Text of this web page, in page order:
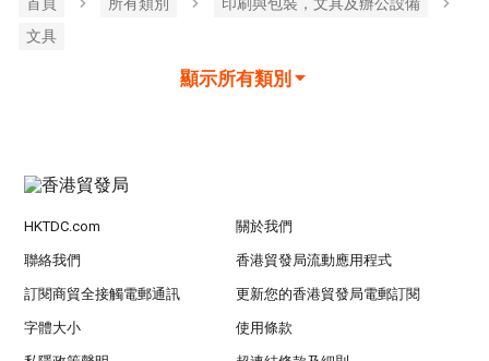
文具
顯示所有類別
HKTDC.com 關於我們
聯絡我們 香港貿發局流動應用程式
訂閱商貿全接觸電郵通訊 更新您的香港貿發局電郵訂閱
字體大小 使用條款